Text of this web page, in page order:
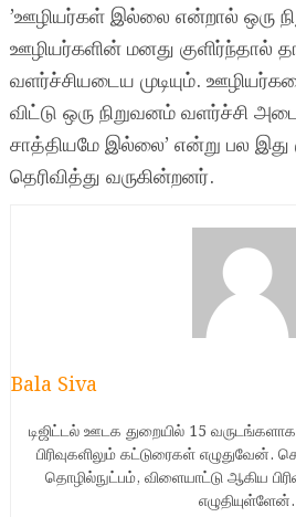
’ஊழியர்கள் இல்லை என்றால் ஒரு
ஊழியர்களின் மனது குளிர்ந்தால்
வளர்ச்சியடைய முடியும்.
விட்டு ஒரு நிறுவனம் வளர்ச்சி
சாத்தியமே இல்லை’ என்று பல இது
தெரிவித்து வருகின்றனர்.
Bala Siva
டிஜிட்டல் ஊடக துறையில் 15
பிரிவுகளிலும் கட்டுரைகள் எழுதுவேன்.
தொழில்நுட்பம், விளையாட்டு ஆகிய
எழுதியுள்ளேன்.